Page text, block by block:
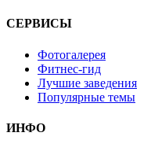
СЕРВИСЫ
Фотогалерея
Фитнес-гид
Лучшие заведения
Популярные темы
ИНФО